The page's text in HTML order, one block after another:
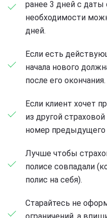
ранее 3 дней с
необходимости
дней.
Если есть
начала нового
после его окончания.
Если клиент хочет
из другой
номер предыдущего
Лучше чтобы
полисе совпадали
полис на себя).
Старайтесь не
ограничений, а